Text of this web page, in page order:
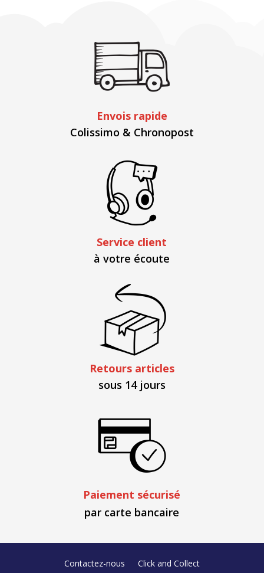
Envois rapide
Colissimo & Chronopost
Service client
à votre écoute
Retours articles
sous 14 jours
Paiement sécurisé
par carte bancaire
Contactez-nous Click and Collect